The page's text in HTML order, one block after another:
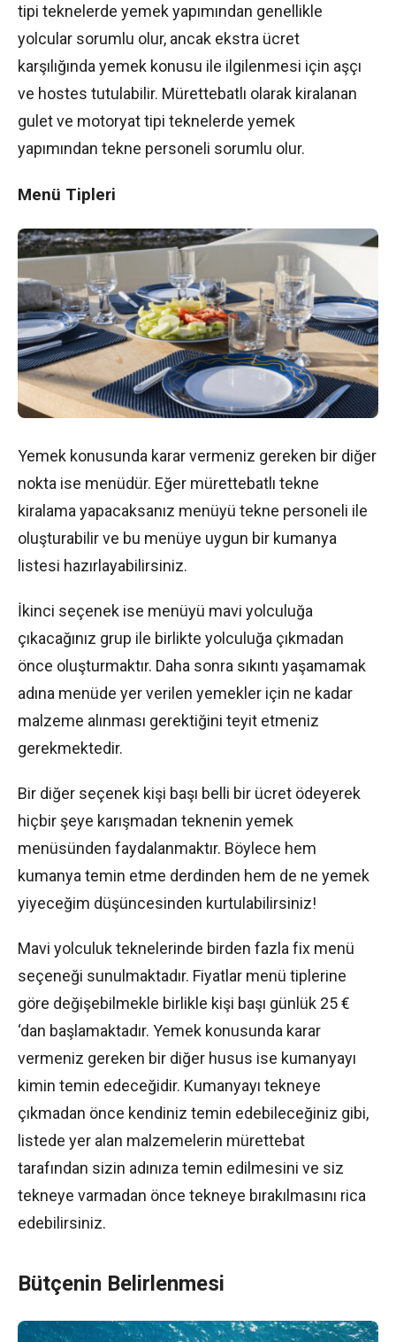
tipi teknelerde yemek yapımından genellikle
yolcular sorumlu olur, ancak ekstra ücret
karşılığında yemek konusu ile ilgilenmesi için aşçı
ve hostes tutulabilir. Mürettebatlı olarak kiralanan
gulet ve motoryat tipi teknelerde yemek
yapımından tekne personeli sorumlu olur.
Menü Tipleri
Yemek konusunda karar vermeniz gereken bir diğer
nokta ise menüdür. Eğer mürettebatlı tekne
kiralama yapacaksanız menüyü tekne personeli ile
oluşturabilir ve bu menüye uygun bir kumanya
listesi hazırlayabilirsiniz.
İkinci seçenek ise menüyü mavi yolculuğa
çıkacağınız grup ile birlikte yolculuğa çıkmadan
önce oluşturmaktır. Daha sonra sıkıntı yaşamamak
adına menüde yer verilen yemekler için ne kadar
malzeme alınması gerektiğini teyit etmeniz
gerekmektedir.
Bir diğer seçenek kişi başı belli bir ücret ödeyerek
hiçbir şeye karışmadan teknenin yemek
menüsünden faydalanmaktır. Böylece hem
kumanya temin etme derdinden hem de ne yemek
yiyeceğim düşüncesinden kurtulabilirsiniz!
Mavi yolculuk teknelerinde birden fazla fix menü
seçeneği sunulmaktadır. Fiyatlar menü tiplerine
göre değişebilmekle birlikle kişi başı günlük 25 €
‘dan başlamaktadır. Yemek konusunda karar
vermeniz gereken bir diğer husus ise kumanyayı
kimin temin edeceğidir. Kumanyayı tekneye
çıkmadan önce kendiniz temin edebileceğiniz gibi,
listede yer alan malzemelerin mürettebat
tarafından sizin adınıza temin edilmesini ve siz
tekneye varmadan önce tekneye bırakılmasını rica
edebilirsiniz.
Bütçenin Belirlenmesi